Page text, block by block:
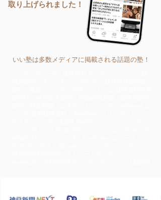
取り上げられました！
いい塾は多数メディアに掲載される話題の塾！